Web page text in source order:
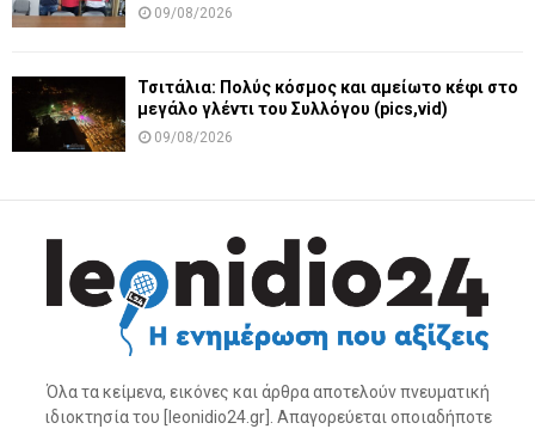
09/08/2026
Τσιτάλια: Πολύς κόσμος και αμείωτο κέφι στο
μεγάλο γλέντι του Συλλόγου (pics,vid)
09/08/2026
Όλα τα κείμενα, εικόνες και άρθρα αποτελούν πνευματική
ιδιοκτησία του [leonidio24.gr]. Απαγορεύεται οποιαδήποτε